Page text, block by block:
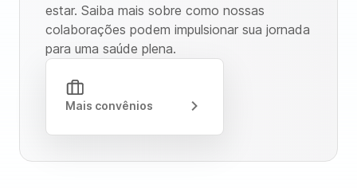
estar. Saiba mais sobre como nossas
colaborações podem impulsionar sua jornada
para uma saúde plena.
Mais convênios